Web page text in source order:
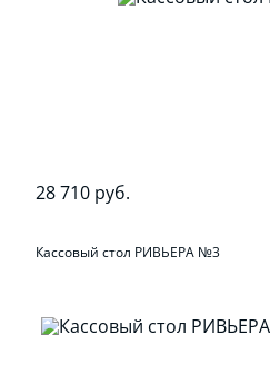
28 710 руб.
Кассовый стол РИВЬЕРА №3